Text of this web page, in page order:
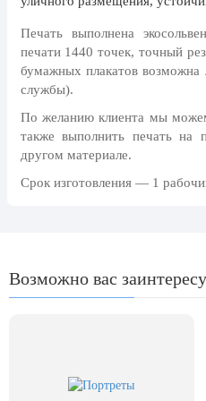
письменности и культуры
28 мая, День пограничника
1 июня, День защиты детей
8 июня, День социального
12 июня, День России
День медицинского работника
29 июня, День партизан и
Печать выполнена
печати 1440 точек, точный
бумажных плакатов возможна
службы).
По желанию клиента мы
также выполнить печать на
другом материале.
Срок изготовления — 1
Возможно вас